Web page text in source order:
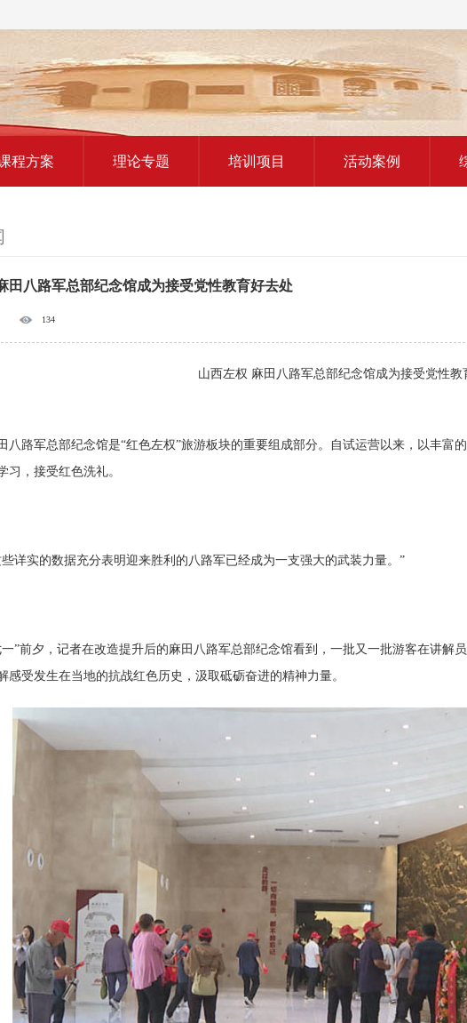
程方案 理论专题 培训项目 活动案例
田八路军总部纪念馆成为接受党性教育好去处
134
山西左权 麻田八路军总部纪念馆成为接受党性教
军总部纪念馆是“红色左权”旅游板块的重要组成部分。自试运营以来，以丰富
习，接受红色洗礼。
实的数据充分表明迎来胜利的八路军已经成为一支强大的武装力量。”
夕，记者在改造提升后的麻田八路军总部纪念馆看到，一批又一批游客在讲解
感受发生在当地的抗战红色历史，汲取砥砺奋进的精神力量。